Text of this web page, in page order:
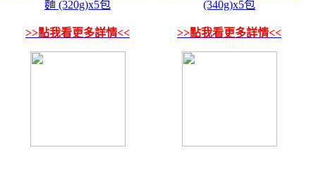
麵 (320g)x5包
>>點我看更多詳情<<
(340g)x5包
>>點我看更多詳情<<